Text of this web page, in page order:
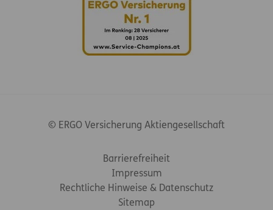
© ERGO Versicherung Aktiengesellschaft
Barrierefreiheit
Impressum
Rechtliche Hinweise & Datenschutz
Sitemap